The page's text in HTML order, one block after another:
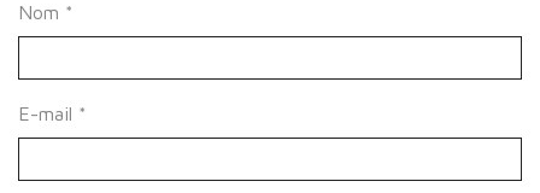
Nom *
E-mail *